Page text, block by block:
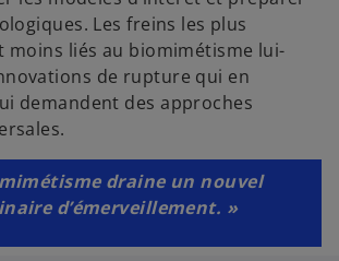
Les freins les plus
moins liés au biomimétisme lui-
de rupture qui en
demandent des approches
draine un nouvel
d’émerveillement. »